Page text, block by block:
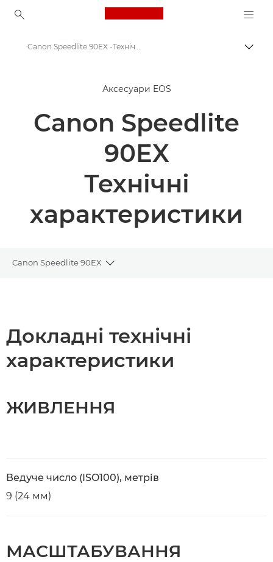
Canon Logo, back to
Спалах для камери Canon Speedlite 90EX
Canon Speedlite 90EX -Технічні характеристики - Спалах Speedlite
Аксесуари EOS
Canon Speedlite
90EX
Технічні
характеристики
Canon Speedlite 90EX
Toggle breadcrumbs
Докладні технічні
характеристики
ЖИВЛЕННЯ
Ведуче число (ISO100), метрів
9 (24 мм)
МАСШТАБУВАННЯ